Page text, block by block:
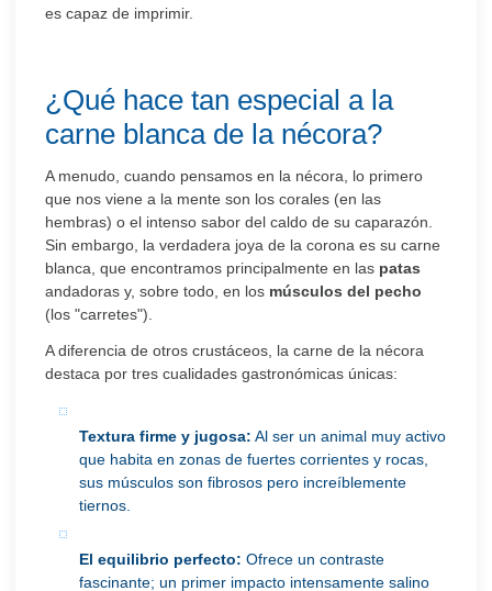
es capaz de imprimir.
¿Qué hace tan especial a la
carne blanca de la nécora?
A menudo, cuando pensamos en la nécora, lo primero
que nos viene a la mente son los corales (en las
hembras) o el intenso sabor del caldo de su caparazón.
Sin embargo, la verdadera joya de la corona es su carne
blanca, que encontramos principalmente en las patas
andadoras y, sobre todo, en los músculos del pecho
(los "carretes").
A diferencia de otros crustáceos, la carne de la nécora
destaca por tres cualidades gastronómicas únicas:
Textura firme y jugosa: Al ser un animal muy activo
que habita en zonas de fuertes corrientes y rocas,
sus músculos son fibrosos pero increíblemente
tiernos.
El equilibrio perfecto: Ofrece un contraste
fascinante; un primer impacto intensamente salino